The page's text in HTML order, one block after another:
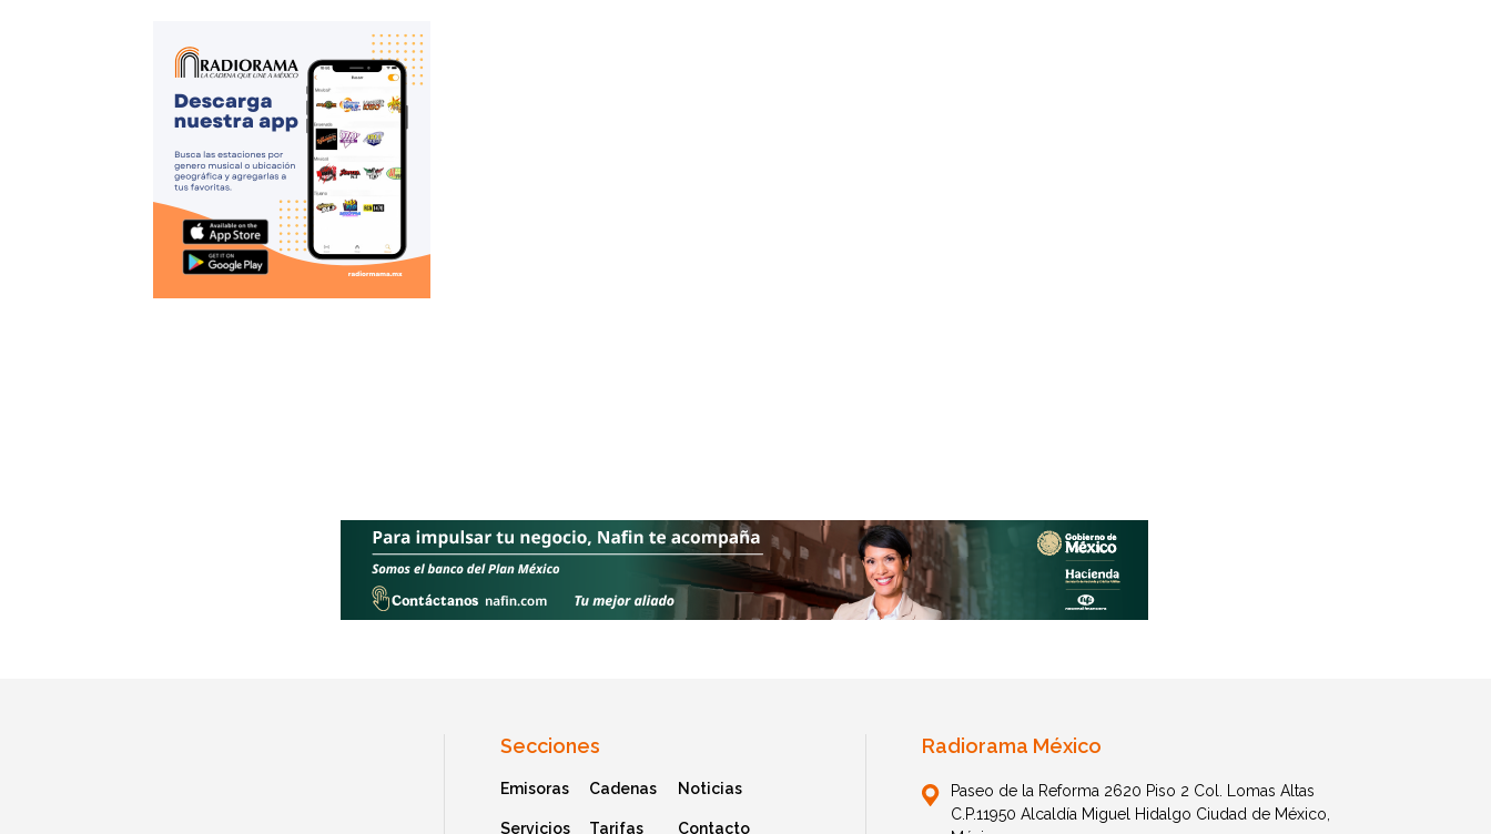
Secciones
Emisoras Cadenas Noticias
Servicios Tarifas Contacto
Radiorama México
Paseo de la Reforma 2620 Piso 2 Col. Lomas Altas
C.P.11950 Alcaldía Miguel Hidalgo Ciudad de México,